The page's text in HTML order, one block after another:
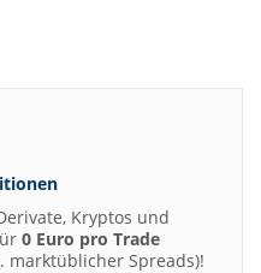
Kryptos und
0 Euro pro Trade
marktüblicher Spreads)!